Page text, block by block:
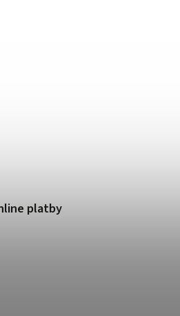
platby